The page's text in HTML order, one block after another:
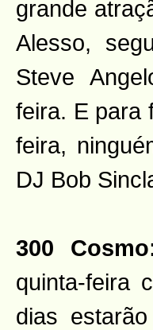
grande
Alesso,
Steve
feira. E para
feira,
DJ Bob
300
quinta-feira
dias